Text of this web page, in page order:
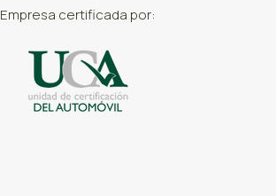
Empresa certificada por: